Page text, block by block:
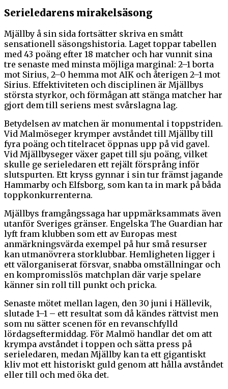
Serieledarens mirakelsäsong
Mjällby å sin sida fortsätter skriva en smått
sensationell säsongshistoria. Laget toppar tabellen
med 43 poäng efter 18 matcher och har vunnit sina
tre senaste med minsta möjliga marginal: 2–1 borta
mot Sirius, 2–0 hemma mot AIK och återigen 2–1 mot
Sirius. Effektiviteten och disciplinen är Mjällbys
största styrkor, och förmågan att stänga matcher har
gjort dem till seriens mest svårslagna lag.
Betydelsen av matchen är monumental i toppstriden.
Vid Malmöseger krymper avståndet till Mjällby till
fyra poäng och titelracet öppnas upp på vid gavel.
Vid Mjällbyseger växer gapet till sju poäng, vilket
skulle ge serieledaren ett rejält försprång inför
slutspurten. Ett kryss gynnar i sin tur främst jagande
Hammarby och Elfsborg, som kan ta in mark på båda
toppkonkurrenterna.
Mjällbys framgångssaga har uppmärksammats även
utanför Sveriges gränser. Engelska The Guardian har
lyft fram klubben som ett av Europas mest
anmärkningsvärda exempel på hur små resurser
kan utmanövrera storklubbar. Hemligheten ligger i
ett välorganiserat försvar, snabba omställningar och
en kompromisslös matchplan där varje spelare
känner sin roll till punkt och pricka.
Senaste mötet mellan lagen, den 30 juni i Hällevik,
slutade 1–1 – ett resultat som då kändes rättvist men
som nu sätter scenen för en revanschfylld
lördagseftermiddag. För Malmö handlar det om att
krympa avståndet i toppen och sätta press på
serieledaren, medan Mjällby kan ta ett gigantiskt
kliv mot ett historiskt guld genom att hålla avståndet
eller till och med öka det.